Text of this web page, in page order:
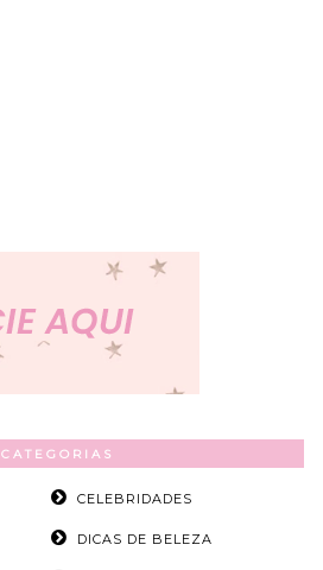
CATEGORIAS
CELEBRIDADES
DICAS DE BELEZA